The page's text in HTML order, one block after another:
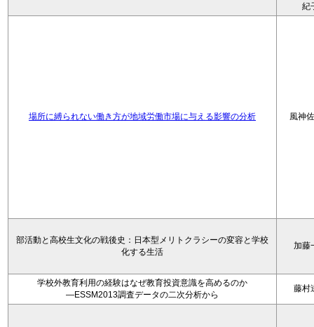
紀
場所に縛られない働き方が地域労働市場に与える影響の分析 風神
部活動と高校生文化の戦後史：日本型メリトクラシーの変容と学校
化する生活
加藤
学校外教育利用の経験はなぜ教育投資意識を高めるのか
―ESSM2013調査データの二次分析から
藤村